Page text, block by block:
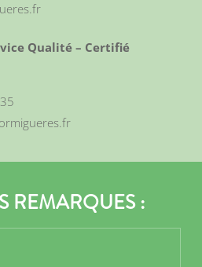
Qualité – Certifié
REMARQUES :